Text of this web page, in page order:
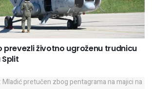
prevezli životno ugroženu trudnicu